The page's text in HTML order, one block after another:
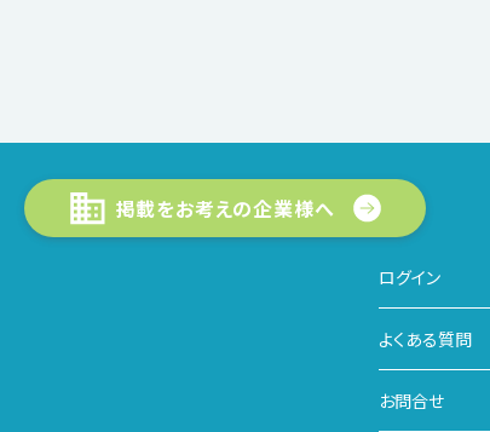
掲載をお考えの企業様へ
ログイン
よくある質問
お問合せ